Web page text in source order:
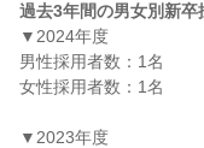
過去3年間の男女別新卒
▼2024年度
男性採用者数：1名
女性採用者数：1名
▼2023年度